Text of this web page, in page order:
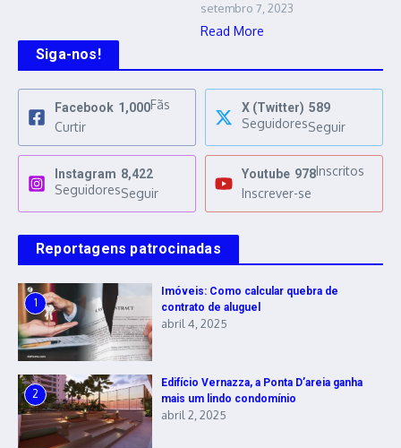
setembro 7, 2023
Read More
Siga-nos!
Facebook 1,000Fãs
Curtir
X (Twitter) 589
SeguidoresSeguir
Instagram 8,422
SeguidoresSeguir
Youtube 978Inscritos
Inscrever-se
Reportagens patrocinadas
1
Imóveis: Como calcular quebra de
contrato de aluguel
abril 4, 2025
2
Edifício Vernazza, a Ponta D’areia ganha
mais um lindo condomínio
abril 2, 2025